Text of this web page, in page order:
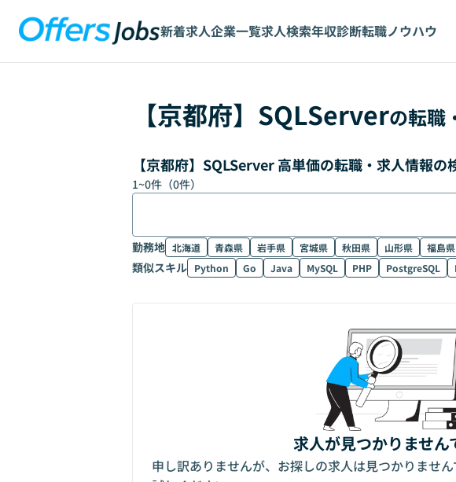
新着求人企業一覧求人検索年収診断転職ノウハウ
【京都府】 SQLServerの転職
【京都府】SQLServer 高単価の転職・求人情報の
1~0件（0件）
勤務地 北海道 青森県 岩手県 宮城県 秋田県 山形県 福島県
類似スキル Python Go Java MySQL PHP PostgreSQL
求人が見つかりません
申し訳ありませんが、お探しの求人は見つかりませ